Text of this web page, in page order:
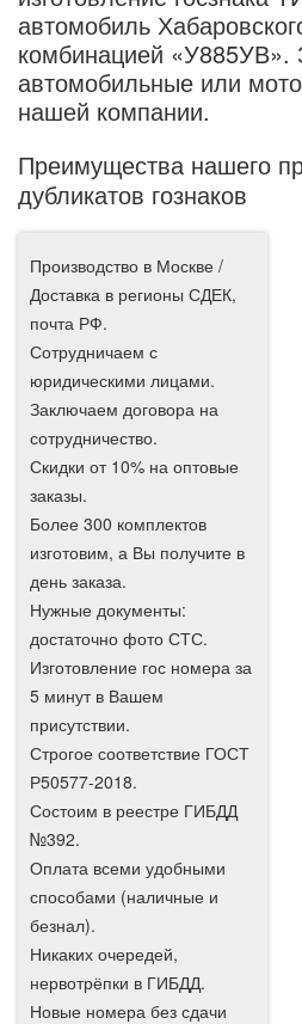
автомобиль
комбинацией «У885УВ».
автомобильные или
нашей компании.
Преимущества нашего
дубликатов гознаков
Производство в Москве /
Доставка в регионы СДЕК,
почта РФ.
Сотрудничаем с
юридическими лицами.
Заключаем договора на
сотрудничество.
Скидки от 10% на оптовые
заказы.
Более 300 комплектов
изготовим, а Вы получите в
день заказа.
Нужные документы:
достаточно фото СТС.
Изготовление гос номера за
5 минут в Вашем
присутствии.
Строгое соответствие ГОСТ
Р50577-2018.
Состоим в реестре ГИБДД
№392.
Оплата всеми удобными
способами (наличные и
безнал).
Никаких очередей,
нервотрёпки в ГИБДД.
Новые номера без сдачи